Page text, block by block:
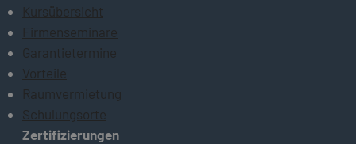
Kursübersicht
Firmenseminare
Garantietermine
Vorteile
Raumvermietung
Schulungsorte
Zertifizierungen